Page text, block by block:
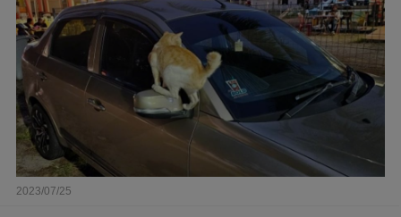
2023/07/25